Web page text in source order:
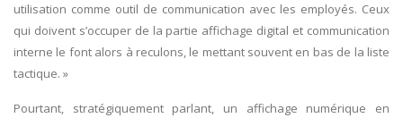
utilisation comme outil de communication avec les employés. Ceux
qui doivent s’occuper de la partie affichage digital et communication
interne le font alors à reculons, le mettant souvent en bas de la liste
tactique. »
Pourtant, stratégiquement parlant, un affichage numérique en